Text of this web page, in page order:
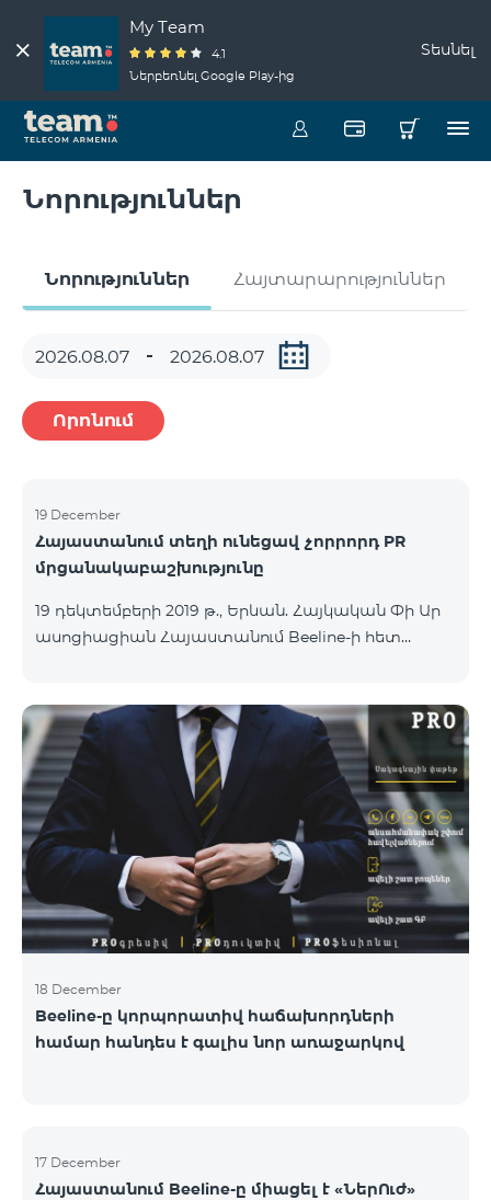
My Team
4.1
Ներբեռնել Google Play-ից
Տեսնել
Նորություններ
Նորություններ Հայտարարություններ
Որոնում
19 December
Հայաստանում տեղի ունեցավ չորրորդ PR
մրցանակաբաշխությունը
19 դեկտեմբերի 2019 թ., Երևան. Հայկական Փի Ար
ասոցիացիան Հայաստանում Beeline-ի հետ
հաղորդակցության մասնագետներին, լավագույն
ծրագրերի ու գաղափարների հեղինակներին:
«Հանրային և քաղաքական դեմքերի,
ընկերությունների ու պետական
գերատեսչությունների աշխատանքը Հայկական
Փի Ար ասոցիացիայի հետազոտական թիմի
ուշադրության կենտրոնում է:
Մրցանակաբաշխությունը միտված է բարձրացնել
ու կարևորել հանրային կապերի մասնագետի
դերը, արժևորել հանրույթի
18 December
Beeline-ը կորպորատիվ հաճախորդների
համար հանդես է գալիս նոր առաջարկով
17 December
Հայաստանում Beeline-ը միացել է «ՆերՈւժ»